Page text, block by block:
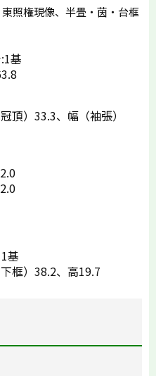
照権現像、半畳・茵・台框
基
頂）33.3、幅（袖張）
基
框）38.2、高19.7